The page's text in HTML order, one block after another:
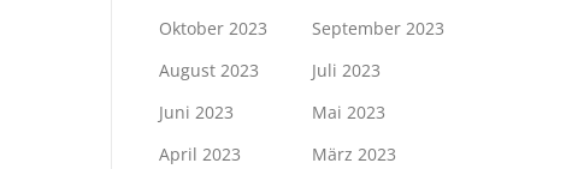
Oktober 2023
September 2023
August 2023
Juli 2023
Juni 2023
Mai 2023
April 2023
März 2023